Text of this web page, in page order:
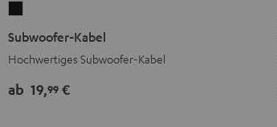
Kabel
Subwoofer-Kabel
Hochwertiges Subwoofer-Kabel
ab 19,99 €